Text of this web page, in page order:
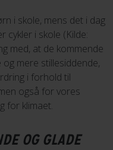
i skole, mens det i dag
cykler i skole (Kilde:
med, at de kommende
mere stillesiddende,
i forhold til
også for vores
for klimaet.
OG GLADE